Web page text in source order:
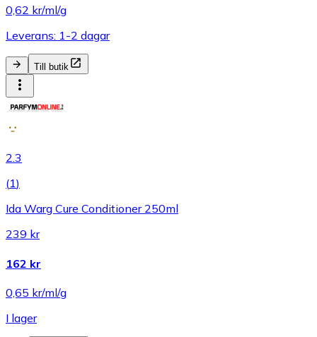
0,62 kr/ml/g
Leverans: 1-2 dagar
Till butik
2.3
(1)
Ida Warg Cure Conditioner 250ml
239 kr
162 kr
0,65 kr/ml/g
I lager